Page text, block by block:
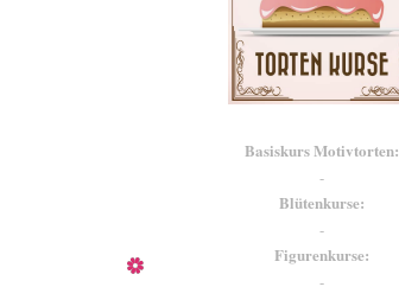
Basiskurs Motivtorten:
-
Blütenkurse:
-
Figurenkurse:
-